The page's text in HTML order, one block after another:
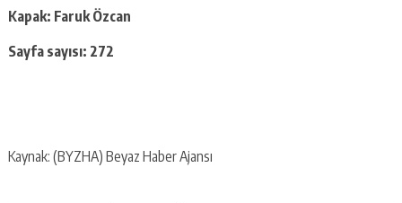
Kapak: Faruk Özcan
Sayfa sayısı: 272
Kaynak: (BYZHA) Beyaz Haber Ajansı